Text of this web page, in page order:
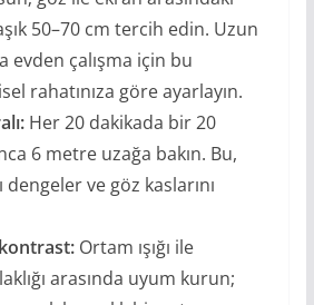
50–70 cm tercih edin. Uzun
evden çalışma için bu
rahatınıza göre ayarlayın.
Her 20 dakikada bir 20
6 metre uzağa bakın. Bu,
dengeler ve göz kaslarını
Ortam ışığı ile
arasında uyum kurun;